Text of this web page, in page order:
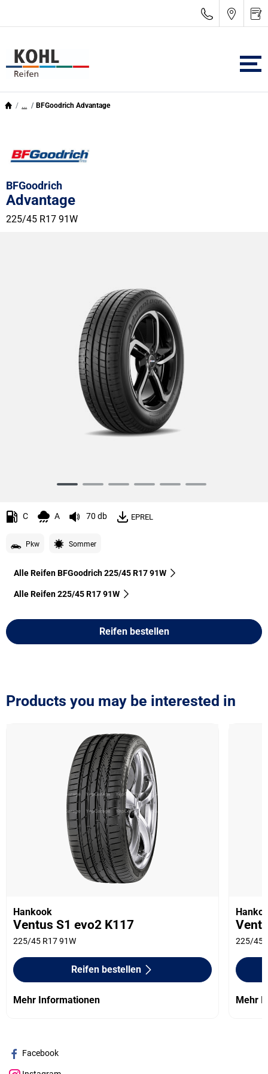
... BFGoodrich Advantage
BFGoodrich
Advantage
225/45 R17 91W
6
C A 70 db EPREL
Pkw Sommer
Alle Reifen BFGoodrich 225/45 R17 91W
Alle Reifen‎ 225/45 R17 91W
Reifen bestellen
Products you may be interested in
Hankook
Ventus S1 evo2 K117
225/45 R17 91W
Reifen bestellen
Mehr Informationen
225/45
Mehr
Facebook